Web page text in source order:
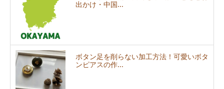
出かけ・中国...
ボタン足を削らない加工方法！可愛いボタ
ンピアスの作...